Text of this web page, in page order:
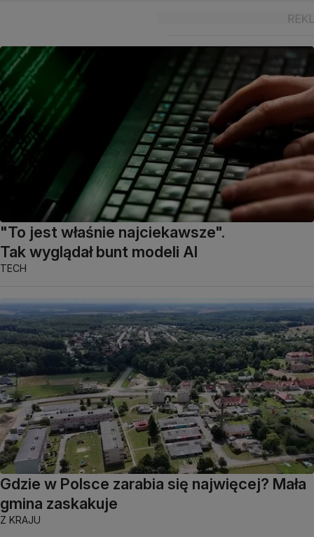
"To jest właśnie najciekawsze".
Tak wyglądał bunt modeli AI
TECH
Gdzie w Polsce zarabia się najwięcej? Mała
gmina zaskakuje
Z KRAJU